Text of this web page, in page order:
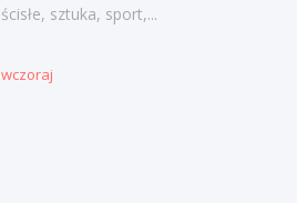
ścisłe, sztuka, sport,...
wczoraj